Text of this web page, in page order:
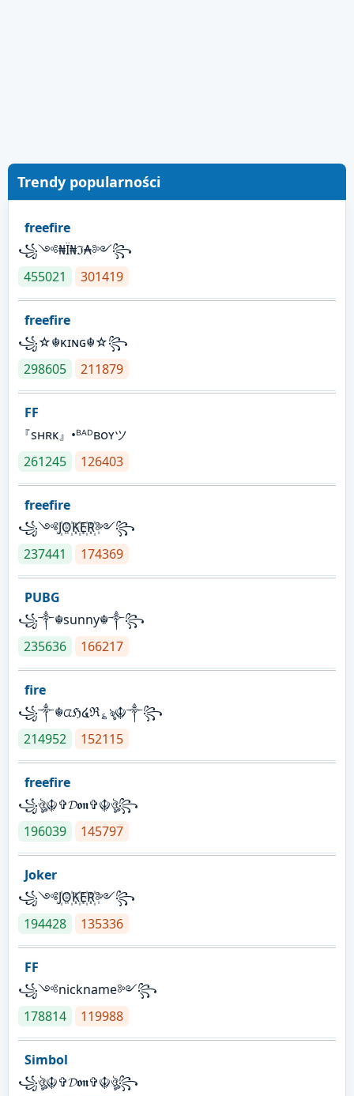
Trendy popularności
freefire
꧁༺₦Ї₦ℑ₳༻꧂
455021
301419
freefire
꧁☆☬κɪɴɢ☬☆꧂
298605
211879
FF
『sʜʀᴋ』•ᴮᴬᴰʙᴏʏツ
261245
126403
freefire
꧁༺J꙰O꙰K꙰E꙰R꙰༻꧂
237441
174369
PUBG
꧁༒☬sunny☬༒꧂
235636
166217
fire
꧁༒☬ᤂℌ໔ℜ؏ৡ☬༒꧂
214952
152115
freefire
꧁ঔৣ☬✞𝓓𝖔𝖓✞☬ঔৣ꧂
196039
145797
Joker
꧁༺J꙰O꙰K꙰E꙰R꙰༻꧂
194428
135336
FF
꧁༺nickname༻꧂
178814
119988
Simbol
꧁ঔৣ☬✞𝓓𝖔𝖓✞☬ঔৣ꧂